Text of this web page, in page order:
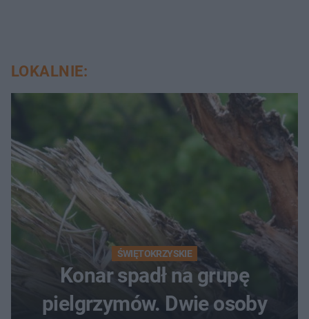
LOKALNIE:
ŚWIĘTOKRZYSKIE
Konar spadł na grupę
pielgrzymów. Dwie osoby